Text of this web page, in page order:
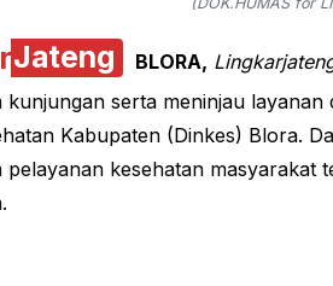
Jateng BLORA,
kunjungan serta meninjau layanan
Kabupaten (Dinkes) Blora.
pelayanan kesehatan masyarakat